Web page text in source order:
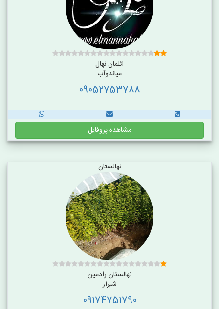
ائلمان نهال
میاندوآب
09052753788
مشاهده پروفایل
نهالستان
نهالستان رادمین
شیراز
09174751790